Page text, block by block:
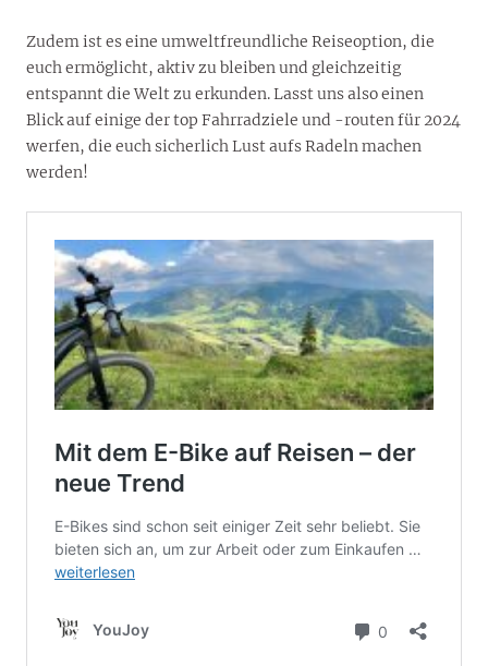
Zudem ist es eine umweltfreundliche Reiseoption, die
euch ermöglicht, aktiv zu bleiben und gleichzeitig
entspannt die Welt zu erkunden. Lasst uns also einen
Blick auf einige der top Fahrradziele und -routen für 2024
werfen, die euch sicherlich Lust aufs Radeln machen
werden!